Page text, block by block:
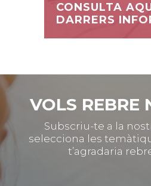
CONSULTA
DARRERS
VOLS REBRE
Subscriu-te a la
selecciona les
t’agradaria